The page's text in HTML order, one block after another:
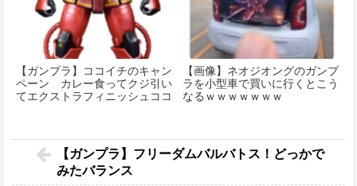
【ガンプラ】ココイチのキャン
ペーン カレー食ってクジ引い
てエクストラフィニッシュココ
【画像】ネオジオングのガンプ
ラを小型車で買いに行くとこう
なるｗｗｗｗｗｗｗ
【ガンプラ】フリーダムバルバトス！どっかで
みたバランス